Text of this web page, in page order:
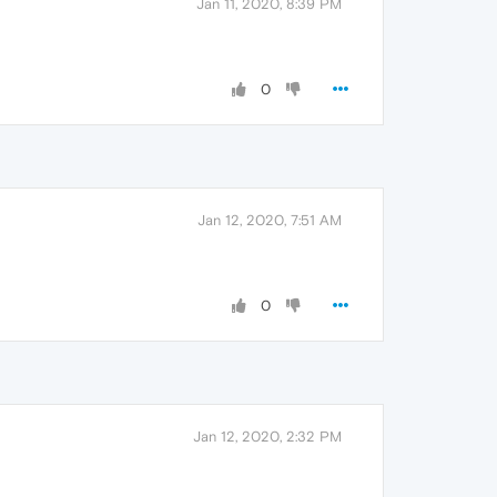
Jan 11, 2020, 8:39 PM
0
Jan 12, 2020, 7:51 AM
0
Jan 12, 2020, 2:32 PM